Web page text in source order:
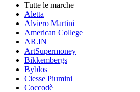
Tutte le marche
Aletta
Alviero Martini
American College
AR.IN
ArtSupermoney
Bikkembergs
Byblos
Ciesse Piumini
Coccodè